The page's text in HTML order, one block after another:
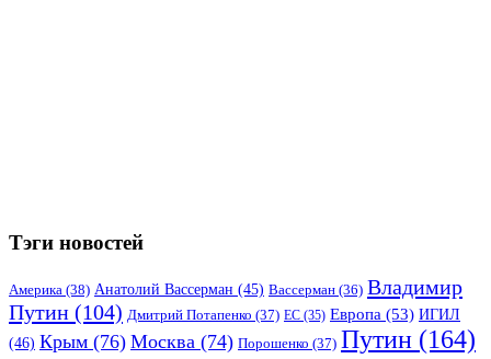
Тэги новостей
Америка (38) Анатолий Вассерман (45) Вассерман (36) Владимир
Путин (104) Дмитрий Потапенко (37) ЕС (35) Европа (53) ИГИЛ
(46) Крым (76) Москва (74) Порошенко (37) Путин (164)